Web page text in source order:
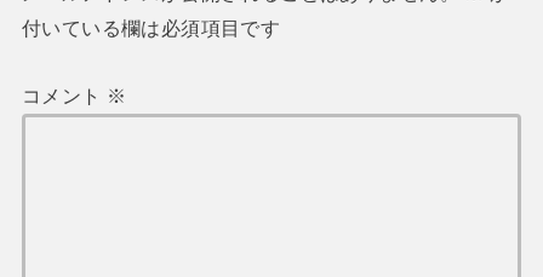
付いている欄は必須項目です
コメント ※